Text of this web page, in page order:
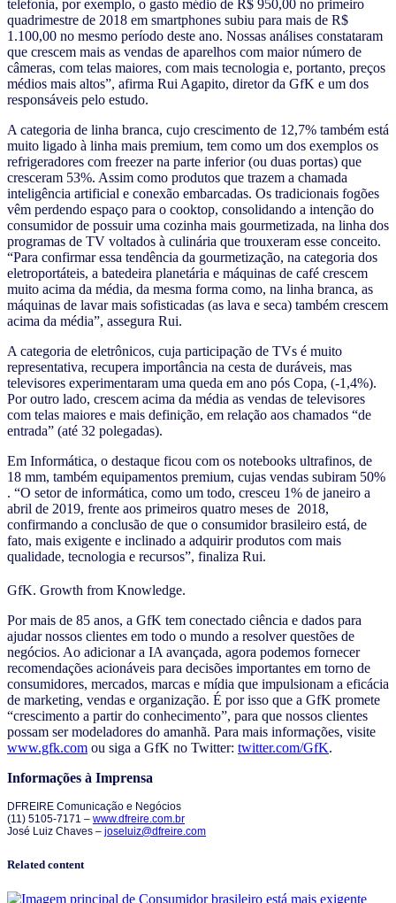
telefonia, por exemplo, o gasto médio de R$ 950,00 no primeiro
quadrimestre de 2018 em smartphones subiu para mais de R$
1.100,00 no mesmo período deste ano. Nossas análises constataram
que crescem mais as vendas de aparelhos com maior número de
câmeras, com telas maiores, com mais tecnologia e, portanto, preços
médios mais altos”, afirma Rui Agapito, diretor da GfK e um dos
responsáveis pelo estudo.
A categoria de linha branca, cujo crescimento de 12,7% também está
muito ligado à linha mais premium, tem como um dos exemplos os
refrigeradores com freezer na parte inferior (ou duas portas) que
cresceram 53%. Assim como produtos que trazem a chamada
inteligência artificial e conexão embarcadas. Os tradicionais fogões
vêm perdendo espaço para o cooktop, consolidando a intenção do
consumidor de possuir uma cozinha mais gourmetizada, na linha dos
programas de TV voltados à culinária que trouxeram esse conceito.
“Para confirmar essa tendência da gourmetização, na categoria dos
eletroportáteis, a batedeira planetária e máquinas de café crescem
muito acima da média, da mesma forma como, na linha branca, as
máquinas de lavar mais sofisticadas (as lava e seca) também crescem
acima da média”, assegura Rui.
A categoria de eletrônicos, cuja participação de TVs é muito
representativa, recupera importância na cesta de duráveis, mas
televisores experimentaram uma queda em ano pós Copa, (-1,4%).
Por outro lado, crescem acima da média as vendas de televisores
com telas maiores e mais definição, em relação aos chamados “de
entrada” (até 32 polegadas).
Em Informática, o destaque ficou com os notebooks ultrafinos, de
18 mm, também equipamentos premium, cujas vendas subiram 50%
. “O setor de informática, como um todo, cresceu 1% de janeiro a
abril de 2019, frente aos primeiros quatro meses de 2018,
confirmando a conclusão de que o consumidor brasileiro está, de
fato, mais exigente e inclinado a adquirir produtos com mais
qualidade, tecnologia e recursos”, finaliza Rui.
GfK. Growth from Knowledge.
Por mais de 85 anos, a GfK tem conectado ciência e dados para
ajudar nossos clientes em todo o mundo a resolver questões de
negócios. Ao adicionar a IA avançada, agora podemos fornecer
recomendações acionáveis para decisões importantes em torno de
consumidores, mercados, marcas e mídia que impulsionam a eficácia
de marketing, vendas e organização. É por isso que a GfK promete
“crescimento a partir do conhecimento”, para que nossos clientes
possam ser modeladores do amanhã. Para mais informações, visite
www.gfk.com ou siga a GfK no Twitter: twitter.com/GfK.
Informações à Imprensa
DFREIRE Comunicação e Negócios
(11) 5105-7171 – www.dfreire.com.br
José Luiz Chaves – joseluiz@dfreire.com
Related content